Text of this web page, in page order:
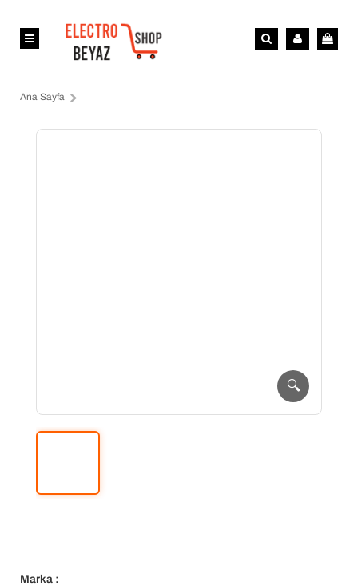
Ana Sayfa
🔍
Marka :